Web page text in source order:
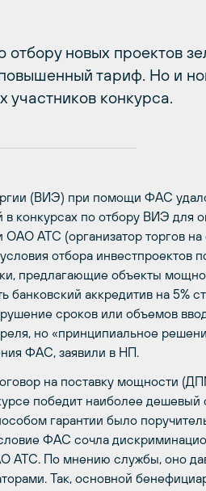
новых проектов
тариф. Но и
участников конкурса.
(ВИЭ) при помощи ФАС
конкурсах по отбору ВИЭ для
АТС (организатор торгов
отбора инвестпроектов
предлагающие объекты
банковский аккредитив на 5%
сроков или объемов
но «принципиальное
ФАС, заявили в НП.
на поставку мощности
победит наиболее дешевый
гарантии было
ФАС сочла
АТС. По мнению службы, оно
Так, основной